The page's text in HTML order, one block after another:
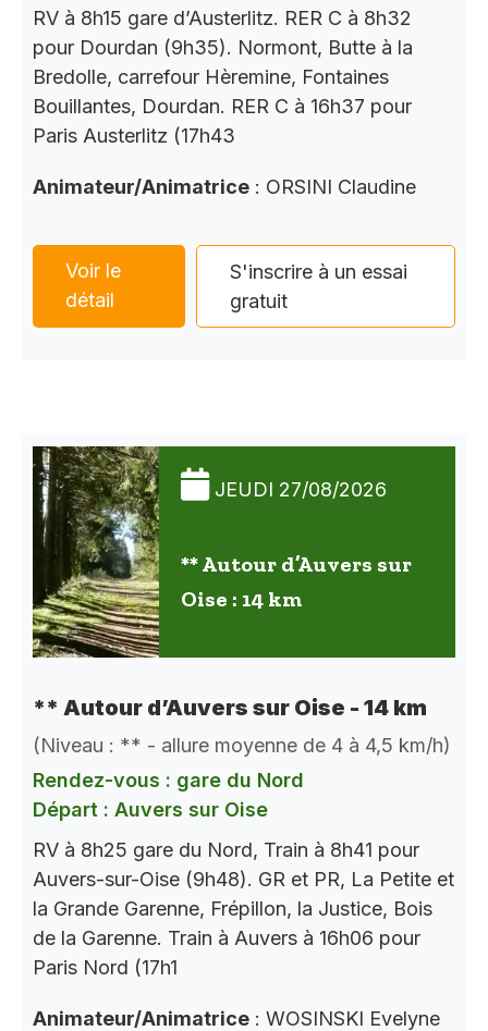
RV à 8h15 gare d’Austerlitz. RER C à 8h32
pour Dourdan (9h35). Normont, Butte à la
Bredolle, carrefour Hèremine, Fontaines
Bouillantes, Dourdan. RER C à 16h37 pour
Paris Austerlitz (17h43
Animateur/Animatrice : ORSINI Claudine
Voir le
détail
S'inscrire à un essai
gratuit
JEUDI 27/08/2026
** Autour d’Auvers sur
Oise : 14 km
** Autour d’Auvers sur Oise - 14 km
(Niveau : ** - allure moyenne de 4 à 4,5 km/h)
Rendez-vous : gare du Nord
Départ : Auvers sur Oise
RV à 8h25 gare du Nord, Train à 8h41 pour
Auvers-sur-Oise (9h48). GR et PR, La Petite et
la Grande Garenne, Frépillon, la Justice, Bois
de la Garenne. Train à Auvers à 16h06 pour
Paris Nord (17h1
Animateur/Animatrice : WOSINSKI Evelyne